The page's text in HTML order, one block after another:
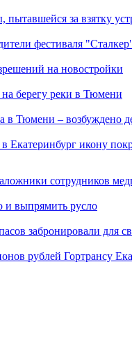
за взятку
фестиваля
на новостройки
берегу реки в Тюмени
в Тюмени – возбуждено
Екатеринбург икону
сотрудников
и выпрямить русло
забронировали для
рублей Гортрансу